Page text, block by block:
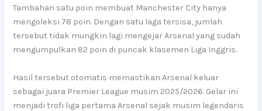
Tambahan satu poin membuat Manchester City hanya
mengoleksi 78 poin. Dengan satu laga tersisa, jumlah
tersebut tidak mungkin lagi mengejar Arsenal yang sudah
mengumpulkan 82 poin di puncak klasemen Liga Inggris.
Hasil tersebut otomatis memastikan Arsenal keluar
sebagai juara Premier League musim 2025/2026. Gelar ini
menjadi trofi liga pertama Arsenal sejak musim legendaris